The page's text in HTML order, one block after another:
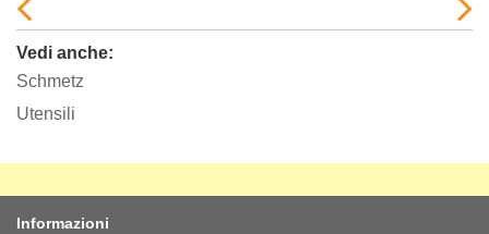
Vedi anche:
Schmetz
Utensili
Informazioni